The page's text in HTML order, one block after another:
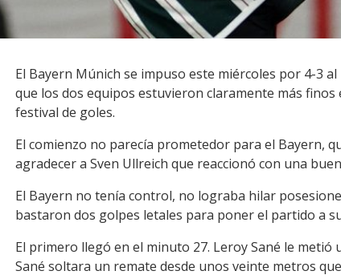
Facebook
WhatsApp
Email
Copy
El Bayern Múnich se impuso este miércoles por 4-3
que los dos equipos estuvieron claramente más
festival de goles.
El comienzo no parecía prometedor para el Bayern,
agradecer a Sven Ullreich que reaccionó con una
El Bayern no tenía control, no lograba hilar
bastaron dos golpes letales para poner el partido a
El primero llegó en el minuto 27. Leroy Sané le
Sané soltara un remate desde unos veinte metros